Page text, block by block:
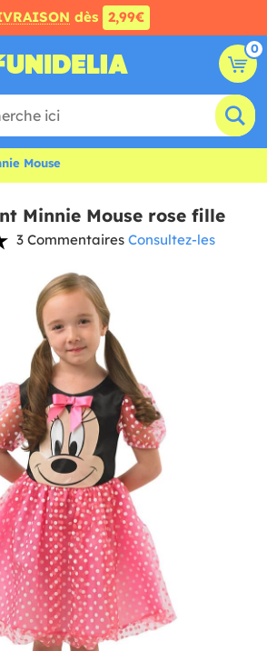
dès 2,99€
0
Mouse
Minnie Mouse rose fille
3 Commentaires Consultez-les